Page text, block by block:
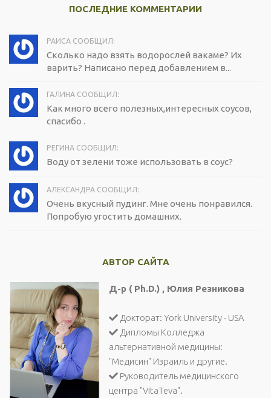
ПОСЛЕДНИЕ КОММЕНТАРИИ
РАИСА СООБЩИЛ:
Сколько надо взять водорослей вакаме? Их
варить? Написано перед добавлением в...
ГАЛИНА СООБЩИЛ:
Как много всего полезных,интересных соусов,
спасибо .
РЕГИНА СООБЩИЛ:
Воду от зелени тоже использовать в соус?
АЛЕКСАНДРА СООБЩИЛ:
Очень вкусный пудинг. Мне очень понравился.
Попробую угостить домашних.
АВТОР САЙТА
Д-р ( Ph.D.) , Юлия Резникова
Докторат: York University - USA
Дипломы Колледжа
альтернативной медицины:
"Медисин" Израиль и другие.
Руководитель медицинского
центра "VitaTeva".